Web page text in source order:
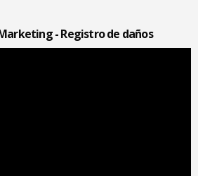
- Registro de daños